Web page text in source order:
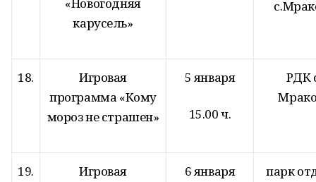
карусель»
18.
Игровая
программа «Кому
мороз не страшен»
5 января
15.00 ч.
РДК
19.
Игровая
6 января
парк